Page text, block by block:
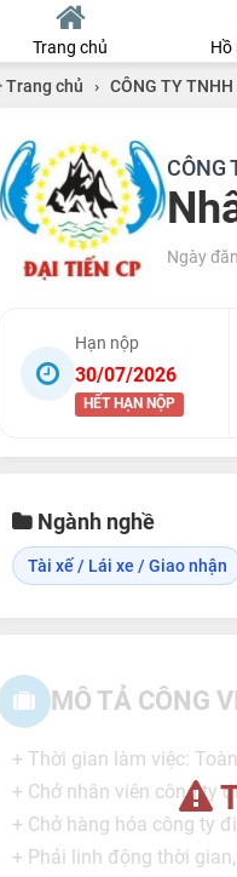
Trang chủ Hồ
Trang chủ › CÔNG TY
CÔNG
Ngày
Hạn nộp
30/07/2026
HẾT HẠN NỘP
Ngành nghề
Tài xế / Lái xe / Giao nhận
MÔ TẢ CÔNG
+ Thời gian làm việc:
+ Chở nhân viên công ty
+ Chở hàng hóa công ty
+ Phải linh động thời